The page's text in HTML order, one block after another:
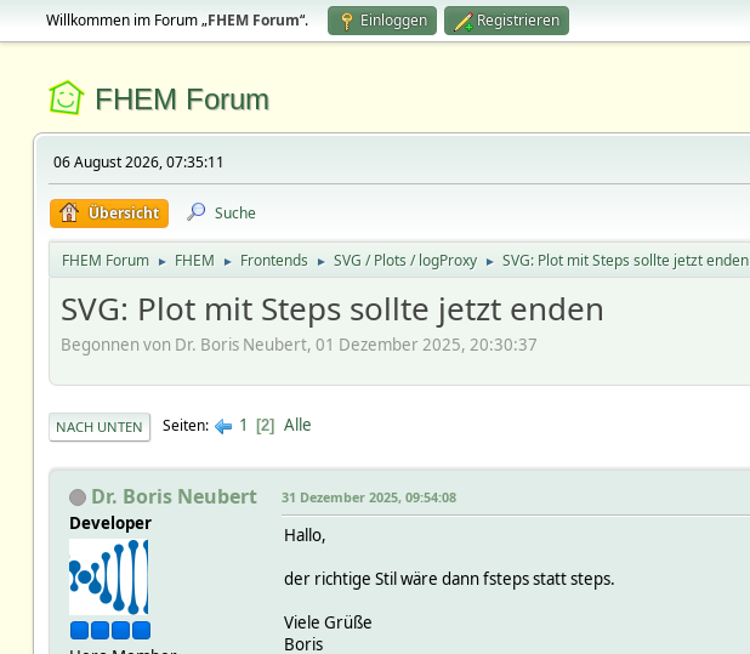
Willkommen im Forum „FHEM Forum“. Einloggen Registrieren
FHEM Forum
06 August 2026, 07:35:11
Übersicht Suche
FHEM Forum ► FHEM ► Frontends ► SVG / Plots / logProxy ► SVG: Plot mit Steps sollte jetzt enden
SVG: Plot mit Steps sollte jetzt enden
Begonnen von Dr. Boris Neubert, 01 Dezember 2025, 20:30:37
NACH UNTEN Seiten 1 2 Alle
Dr. Boris Neubert
Developer
31 Dezember 2025, 09:54:08
Hallo,
der richtige Stil wäre dann fsteps statt steps.
Viele Grüße
Boris